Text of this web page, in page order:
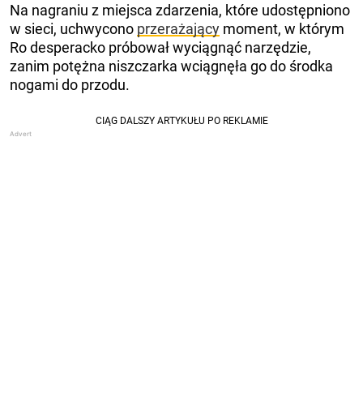
Na nagraniu z miejsca zdarzenia, które udostępniono
w sieci, uchwycono przerażający moment, w którym
Ro desperacko próbował wyciągnąć narzędzie,
zanim potężna niszczarka wciągnęła go do środka
nogami do przodu.